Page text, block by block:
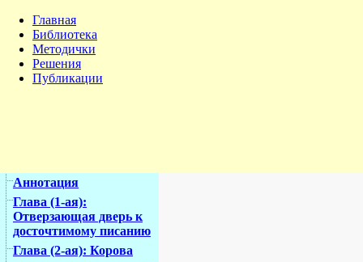
Главная
Библиотека
Методички
Решения
Публикации
Аннотация
Глава (1-ая):
Отверзающая дверь к
досточтимому писанию
Глава (2-ая): Корова